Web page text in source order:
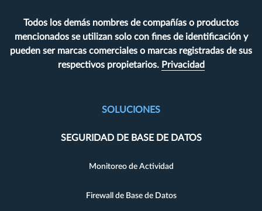
Todos los demás nombres de compañías o productos
mencionados se utilizan solo con fines de identificación y
pueden ser marcas comerciales o marcas registradas de sus
respectivos propietarios. Privacidad
SOLUCIONES
SEGURIDAD DE BASE DE DATOS
Monitoreo de Actividad
Firewall de Base de Datos